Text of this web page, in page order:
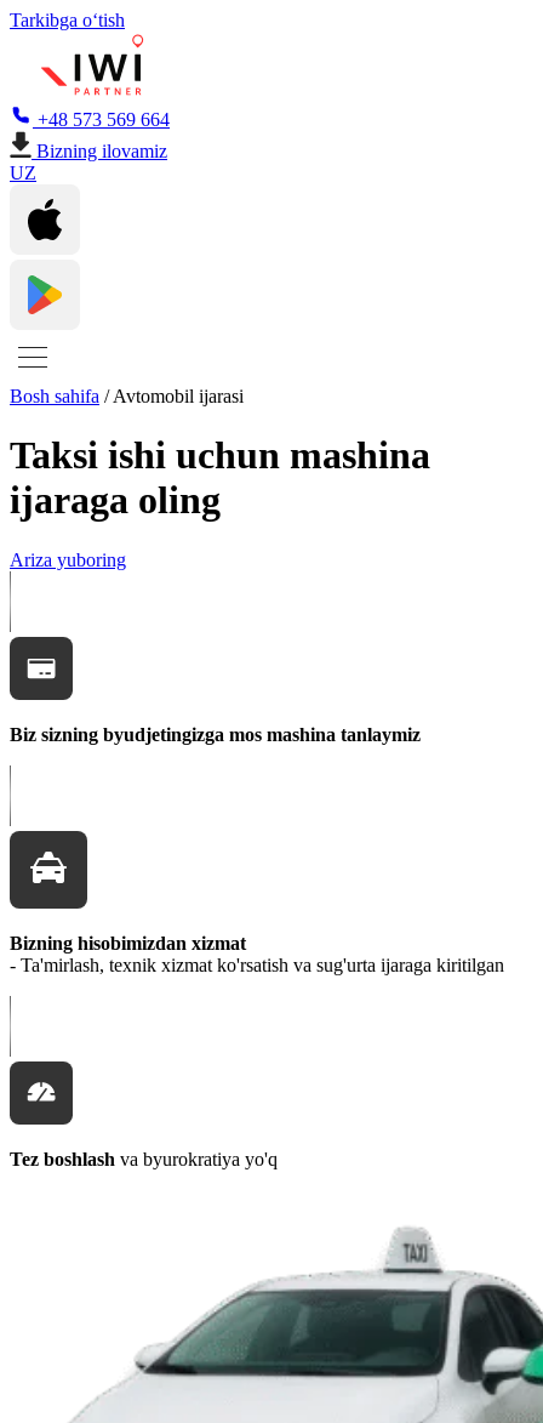
Tarkibga oʻtish
+48 573 569 664
Bizning ilovamiz
UZ
Bosh sahifa /Avtomobil ijarasi
Taksi ishi uchun mashina
ijaraga oling
Ariza yuboring
Biz sizning byudjetingizga mos mashina tanlaymiz
Bizning hisobimizdan xizmat
- Ta'mirlash, texnik xizmat ko'rsatish va sug'urta ijaraga kiritilgan
Tez boshlash va byurokratiya yo'q